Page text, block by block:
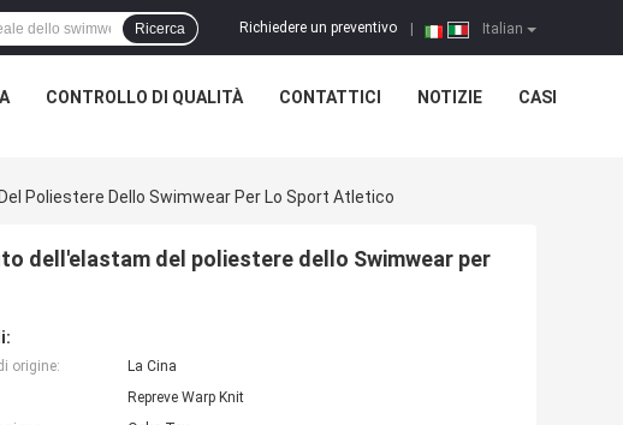
Italian
Richiedere un preventivo
Ricerca
CONTROLLO DI QUALITÀ CONTATTICI NOTIZIE CASI
Poliestere Dello Swimwear Per Lo Sport Atletico
dell'elastam del poliestere dello Swimwear per
origine:
La Cina
Repreve Warp Knit